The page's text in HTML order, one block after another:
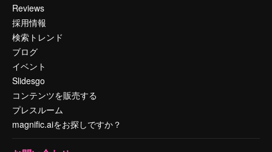
Reviews
採用情報
検索トレンド
ブログ
イベント
Slidesgo
コンテンツを販売する
プレスルーム
magnific.aiをお探しですか？